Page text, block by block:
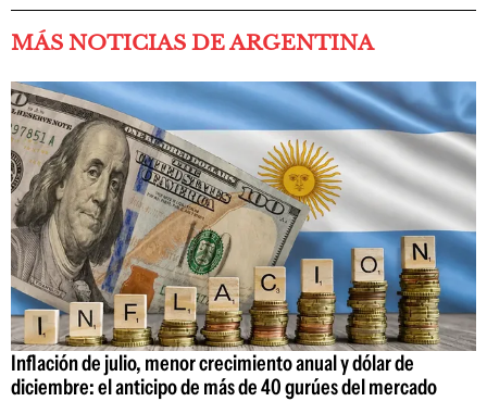
MÁS NOTICIAS DE ARGENTINA
Inflación de julio, menor crecimiento anual y dólar de
diciembre: el anticipo de más de 40 gurúes del mercado